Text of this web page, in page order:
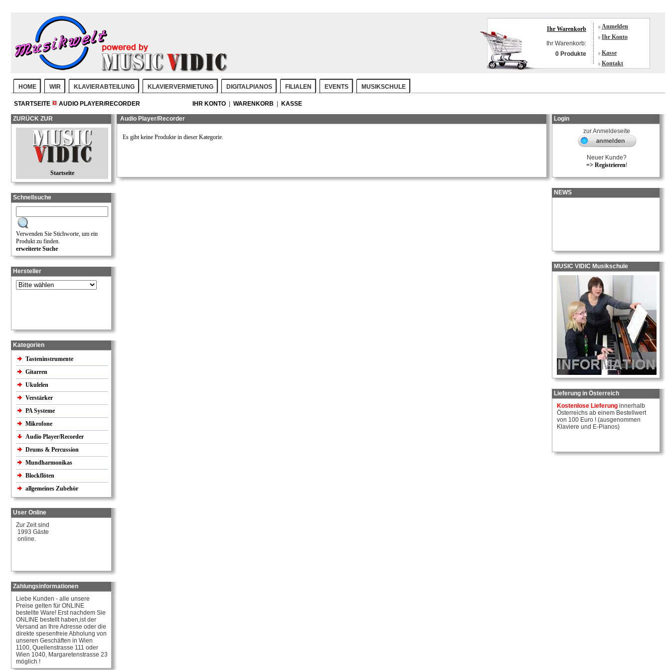
Ihr Warenkorb
Ihr Warenkorb:
0 Produkte
Anmelden
Ihr Konto
Kasse
Kontakt
HOME WIR KLAVIERABTEILUNG KLAVIERVERMIETUNG DIGITALPIANOS FILIALEN EVENTS MUSIKSCHULE
STARTSEITE AUDIO PLAYER/RECORDER IHR KONTO WARENKORB KASSE
ZURÜCK ZUR
Startseite
Schnellsuche
Verwenden Sie Stichworte, um ein
Produkt zu finden.
erweiterte Suche
Hersteller
Kategorien
Tasteninstrumente
Gitarren
Ukulelen
Verstärker
PA Systeme
Mikrofone
Audio Player/Recorder
Drums & Percussion
Mundharmonikas
Blockflöten
allgemeines Zubehör
User Online
Zur Zeit sind
1993 Gäste
online.
Zahlungsinformationen
Liebe Kunden - alle unsere
Preise gelten für ONLINE
bestellte Ware! Erst nachdem Sie
ONLINE bestellt haben,ist der
Versand an Ihre Adresse oder die
direkte spesenfreie Abholung von
unseren Geschäften in Wien
1100, Quellenstrasse 111 oder
Wien 1040, Margaretenstrasse 23
möglich !
Audio Player/Recorder
Es gibt keine Produkte in dieser Kategorie.
Login
zur Anmeldeseite
Neuer Kunde?
=> Registrieren!
NEWS
MUSIC VIDIC Musikschule
Lieferung in Österreich
Kostenlose Lieferung innerhalb
Österreichs ab einem Bestellwert
von 100 Euro ! (ausgenommen
Klaviere und E-Pianos)